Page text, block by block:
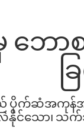
ဘော
ပိုက်ဆံအကုန်အ
လဲနိုင်သော၊ သ